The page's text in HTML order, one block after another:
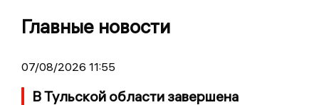
Главные новости
07/08/2026 11:55
В Тульской области завершена